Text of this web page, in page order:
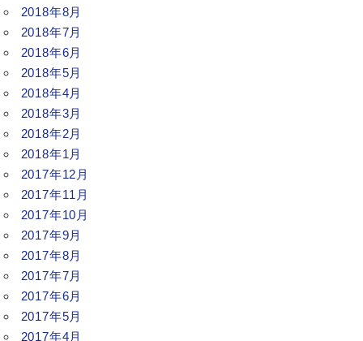
2018年8月
2018年7月
2018年6月
2018年5月
2018年4月
2018年3月
2018年2月
2018年1月
2017年12月
2017年11月
2017年10月
2017年9月
2017年8月
2017年7月
2017年6月
2017年5月
2017年4月